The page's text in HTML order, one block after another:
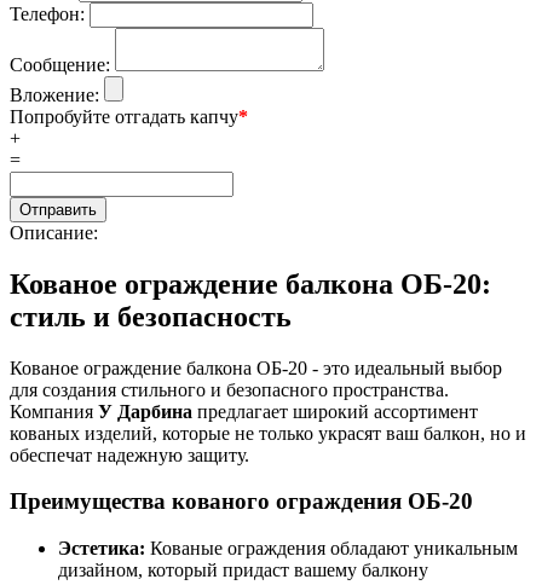
Телефон:
Сообщение:
Вложение:
Попробуйте отгадать капчу*
+
=
Описание:
Кованое ограждение балкона ОБ-20:
стиль и безопасность
Кованое ограждение балкона ОБ-20 - это идеальный выбор
для создания стильного и безопасного пространства.
Компания У Дарбина предлагает широкий ассортимент
кованых изделий, которые не только украсят ваш балкон, но и
обеспечат надежную защиту.
Преимущества кованого ограждения ОБ-20
Эстетика: Кованые ограждения обладают уникальным
дизайном, который придаст вашему балкону